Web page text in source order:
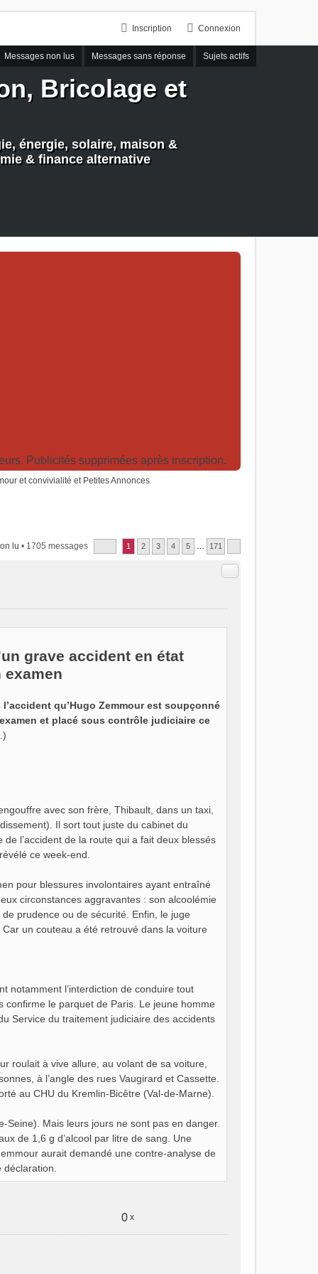
Connexion
Inscription
Messages non lus Messages sans réponse Sujets actifs
Bricolage et
énergie, solaire, maison &
& finance alternative
Publicités supprimées après inscription.
et convivialité et Petites Annonces
lu • 1705 messages 1 2 3 4 5 171
Citer
grave accident en état
examen
qu’Hugo Zemmour est soupçonné
et placé sous contrôle judiciaire ce
avec son frère, Thibault, dans un taxi,
Il sort tout juste du cabinet du
l’accident de la route qui a fait deux blessés
ce week-end.
pour blessures involontaires ayant entraîné
circonstances aggravantes : son alcoolémie
prudence ou de sécurité. Enfin, le juge
un couteau a été retrouvé dans la voiture
notamment l’interdiction de conduire tout
confirme le parquet de Paris. Le jeune homme
Service du traitement judiciaire des accidents
roulait à vive allure, au volant de sa voiture,
à l’angle des rues Vaugirard et Cassette.
au CHU du Kremlin-Bicêtre (Val-de-Marne).
Seine). Mais leurs jours ne sont pas en danger.
de 1,6 g d’alcool par litre de sang. Une
aurait demandé une contre-analyse de
0 x